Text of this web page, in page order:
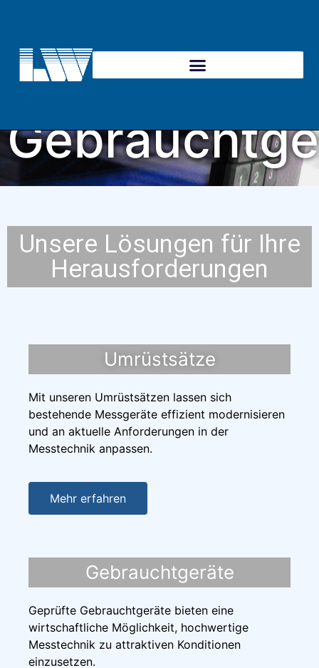
RetroFit &
Unsere Lösungen für Ihre
Herausforderungen
Umrüstsätze
Mit unseren Umrüstsätzen lassen sich
bestehende Messgeräte effizient modernisieren
und an aktuelle Anforderungen in der
Messtechnik anpassen.
Mehr erfahren
Gebrauchtgeräte
Geprüfte Gebrauchtgeräte bieten eine
wirtschaftliche Möglichkeit, hochwertige
Messtechnik zu attraktiven Konditionen
einzusetzen.